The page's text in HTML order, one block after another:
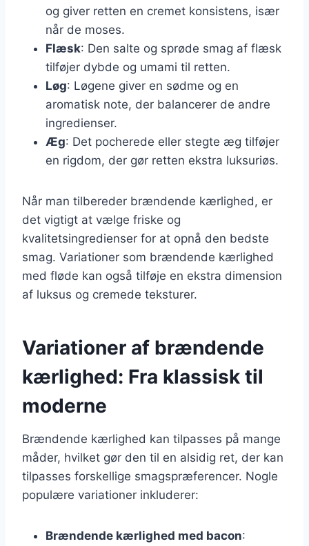
og giver retten en cremet konsistens, især
når de moses.
Flæsk: Den salte og sprøde smag af flæsk
tilføjer dybde og umami til retten.
Løg: Løgene giver en sødme og en
aromatisk note, der balancerer de andre
ingredienser.
Æg: Det pocherede eller stegte æg tilføjer
en rigdom, der gør retten ekstra luksuriøs.
Når man tilbereder brændende kærlighed, er
det vigtigt at vælge friske og
kvalitetsingredienser for at opnå den bedste
smag. Variationer som brændende kærlighed
med fløde kan også tilføje en ekstra dimension
af luksus og cremede teksturer.
Variationer af brændende
kærlighed: Fra klassisk til
moderne
Brændende kærlighed kan tilpasses på mange
måder, hvilket gør den til en alsidig ret, der kan
tilpasses forskellige smagspræferencer. Nogle
populære variationer inkluderer:
Brændende kærlighed med bacon: